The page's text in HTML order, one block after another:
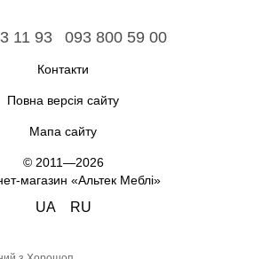
11 93 093 800 59 00
Контакти
Повна версія сайту
Мапа сайту
© 2011—2026
магазин «Альтек Меблі»
UA RU